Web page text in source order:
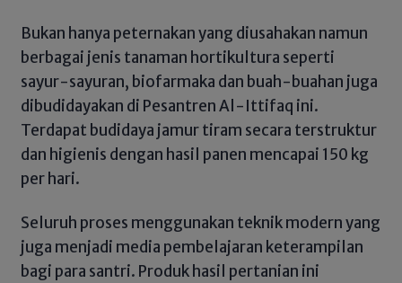
Bukan hanya peternakan yang diusahakan namun
berbagai jenis tanaman hortikultura seperti
sayur-sayuran, biofarmaka dan buah-buahan juga
dibudidayakan di Pesantren Al-Ittifaq ini.
Terdapat budidaya jamur tiram secara terstruktur
dan higienis dengan hasil panen mencapai 150 kg
per hari.
Seluruh proses menggunakan teknik modern yang
juga menjadi media pembelajaran keterampilan
bagi para santri. Produk hasil pertanian ini